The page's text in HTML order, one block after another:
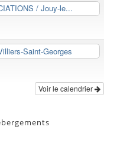
/ Jouy-le...
Saint-Georges
Voir le calendrier